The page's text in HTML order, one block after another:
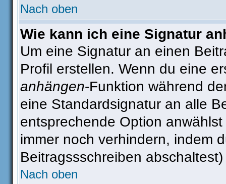
Nach oben
Wie kann ich eine Signatur
Um eine Signatur an einen
Profil erstellen. Wenn du eine
anhängen-Funktion während
eine Standardsignatur an alle
entsprechende Option
immer noch verhindern, indem
Beitragssschreiben abschaltest)
Nach oben